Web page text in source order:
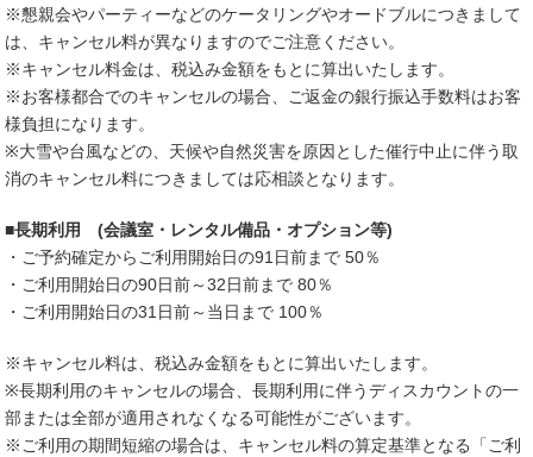
※懇親会やパーティーなどのケータリングやオードブルにつきまして
は、キャンセル料が異なりますのでご注意ください。
※キャンセル料金は、税込み金額をもとに算出いたします。
※お客様都合でのキャンセルの場合、ご返金の銀行振込手数料はお客
様負担になります。
※大雪や台風などの、天候や自然災害を原因とした催行中止に伴う取
消のキャンセル料につきましては応相談となります。
■長期利用 (会議室・レンタル備品・オプション等)
・ご予約確定からご利用開始日の91日前まで 50％
・ご利用開始日の90日前～32日前まで 80％
・ご利用開始日の31日前～当日まで 100％
※キャンセル料は、税込み金額をもとに算出いたします。
※長期利用のキャンセルの場合、長期利用に伴うディスカウントの一
部または全部が適用されなくなる可能性がございます。
※ご利用の期間短縮の場合は、キャンセル料の算定基準となる「ご利